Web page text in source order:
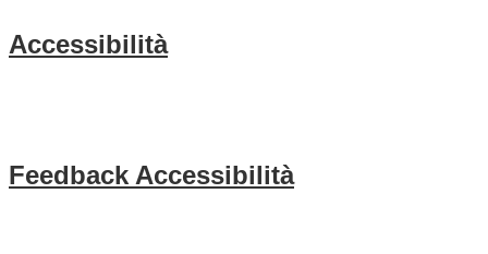
Accessibilità
Feedback Accessibilità